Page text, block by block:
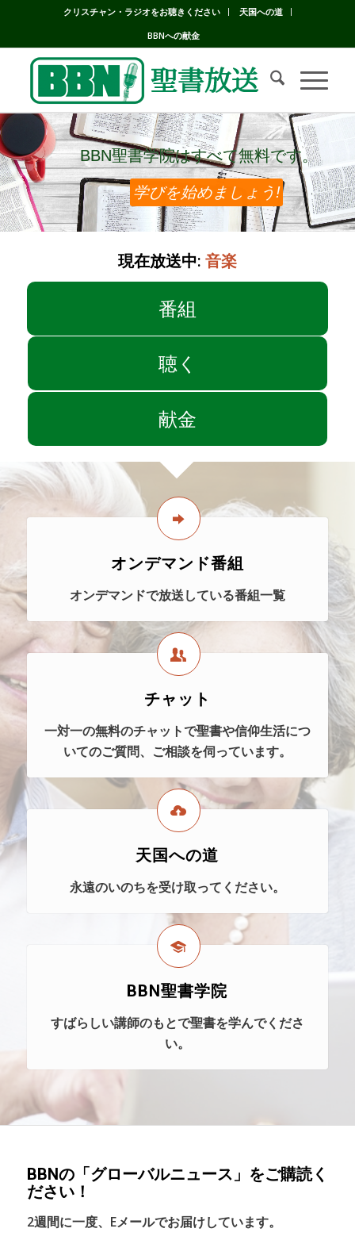
クリスチャン・ラジオをお聴きください
天国への道
BBNへの献金
BBN聖書学院はすべて無料です。
BBN聖書学院はすべて無料です。
学びを始めましょう!
現在放送中: 音楽
番組
聴く
献金
オンデマンド番組
オンデマンドで放送している番組一覧
チャット
一対一の無料のチャットで聖書や信仰生活につ
いてのご質問、ご相談を伺っています。
天国への道
永遠のいのちを受け取ってください。
BBN聖書学院
すばらしい講師のもとで聖書を学んでくださ
い。
BBNの「グローバルニュース」をご購読く
ださい！
2週間に一度、Eメールでお届けしています。